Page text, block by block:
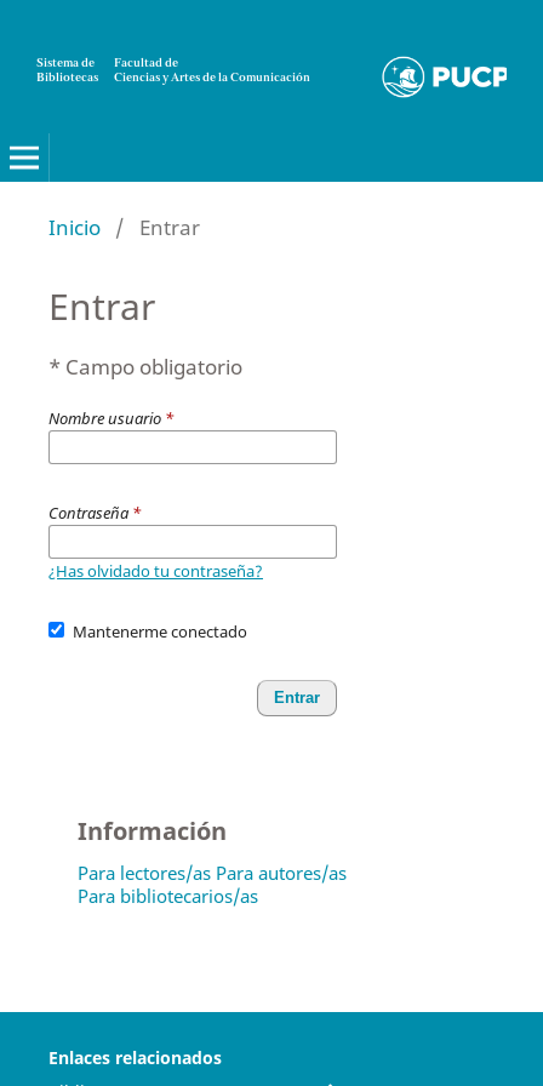
Sistema de
Bibliotecas
Facultad de
Ciencias y Artes de la Comunicación
Inicio / Entrar
Entrar
* Campo obligatorio
Nombre usuario *
Contraseña *
¿Has olvidado tu contraseña?
Mantenerme conectado
Entrar
Información
Para lectores/as Para autores/as
Para bibliotecarios/as
Enlaces relacionados